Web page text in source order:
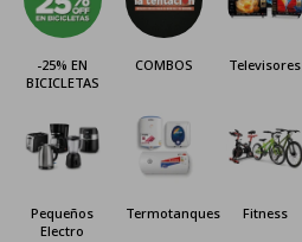
-25% EN
BICICLETAS
COMBOS Televisores
Pequeños
Electro
Termotanques Fitness